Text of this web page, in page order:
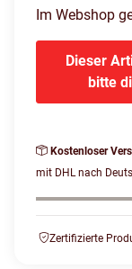
Im Webshop
Dieser
bitte
Kostenloser
mit DHL nach
Zertifizierte